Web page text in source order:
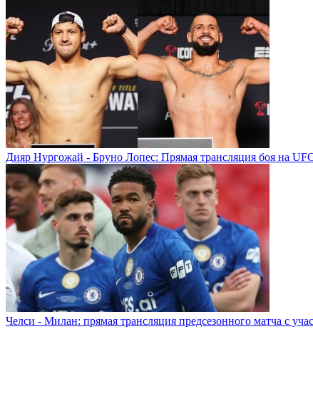
Дияр Нургожай - Бруно Лопес: Прямая трансляция боя на
Челси - Милан: прямая трансляция предсезонного матча с